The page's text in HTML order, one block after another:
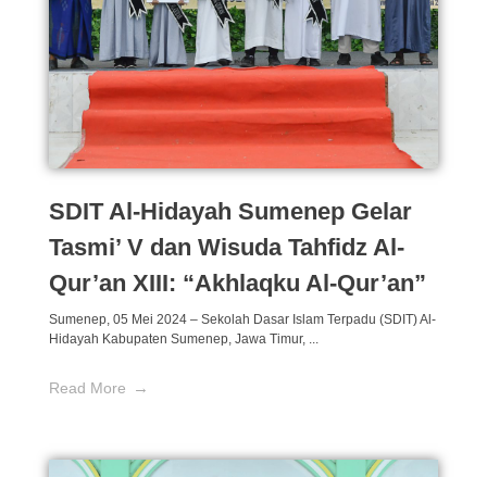
SDIT Al-Hidayah Sumenep Gelar
Tasmi’ V dan Wisuda Tahfidz Al-
Qur’an XIII: “Akhlaqku Al-Qur’an”
Sumenep, 05 Mei 2024 – Sekolah Dasar Islam Terpadu (SDIT) Al-
Hidayah Kabupaten Sumenep, Jawa Timur, ...
Read More